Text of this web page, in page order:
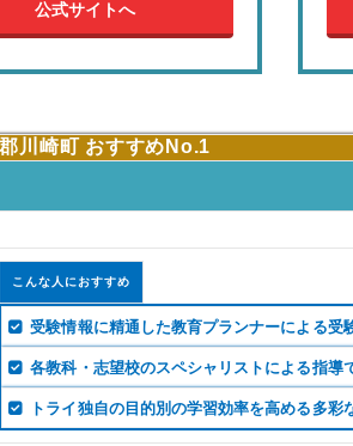
公式サイトへ
川崎町 おすすめNo.1
こんな人におすすめ
受験情報に精通した教育プランナーによる受
各教科・志望校のスペシャリストによる指導
トライ独自の目的別の学習効率を高める多彩